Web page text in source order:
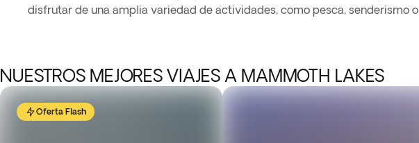
disfrutar de una amplia variedad de actividades, como pesca, senderismo o
NUESTROS MEJORES VIAJES A MAMMOTH LAKES
Oferta Flash